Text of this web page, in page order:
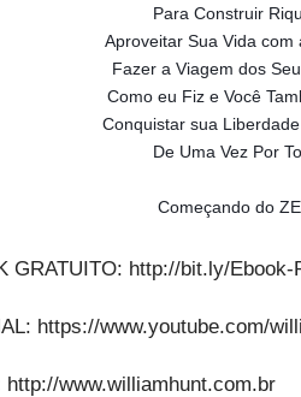
Para Construir
Aproveitar Sua Vida com
Fazer a Viagem dos
Como eu Fiz e Você
Conquistar sua
De Uma Vez Por
Começando do
GRATUITO: http://bit.ly/Ebook-
https://www.youtube.com/
http://www.williamhunt.com.br